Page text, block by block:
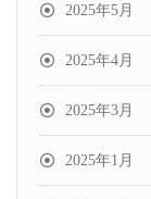
2025年5月
2025年4月
2025年3月
2025年1月